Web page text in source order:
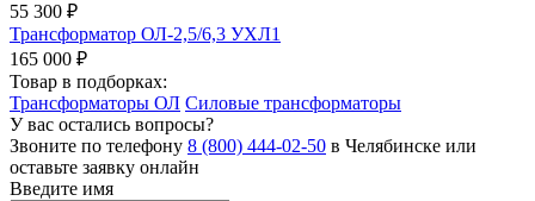
55 300 ₽
Трансформатор ОЛ-2,5/6,3 УХЛ1
165 000 ₽
Товар в подборках:
Трансформаторы ОЛ Силовые трансформаторы
У вас остались вопросы?
Звоните по телефону 8 (800) 444-02-50 в Челябинске или
оставьте заявку онлайн
Введите имя